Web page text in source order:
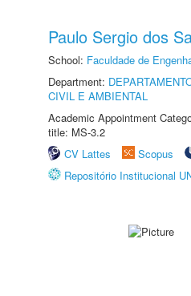
Paulo Sergio dos
School: Faculdade de
Department:
CIVIL E AMBIENTAL
Academic Appointment
title: MS-3.2
CV Lattes
Scopus
Repositório Institucional